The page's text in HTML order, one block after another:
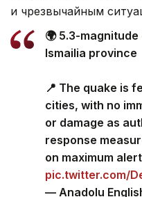
и чрезвычайным
🌍 5.3-
Ismailia province
📍 The quake is
cities, with no
or damage as
response
on maximum
pic.twitter.com/
— Anadolu